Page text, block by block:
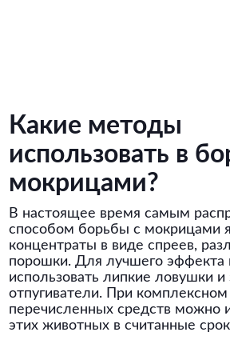
Какие методы
использовать в
мокрицами?
В настоящее время самым
способом борьбы с мокрицами
концентраты в виде спреев,
порошки. Для лучшего
использовать липкие ловушки и
отпугиватели. При комплексном
перечисленных средств можно
этих животных в считанные